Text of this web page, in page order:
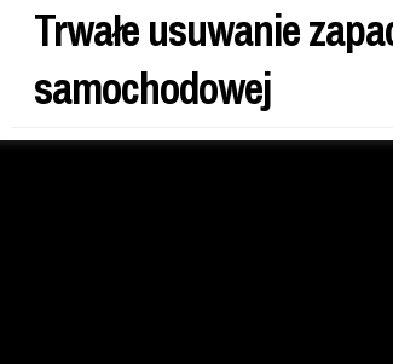
Trwałe usuwanie
samochodowej